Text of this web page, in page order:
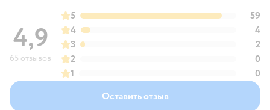
4,9
65 отзывов
5
59
4
4
3
2
2
0
1
0
Оставить отзыв